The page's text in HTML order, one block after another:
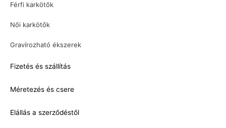
Férfi karkötők
Női karkötők
Gravírozható ékszerek
Fizetés és szállítás
Méretezés és csere
Elállás a szerződéstől